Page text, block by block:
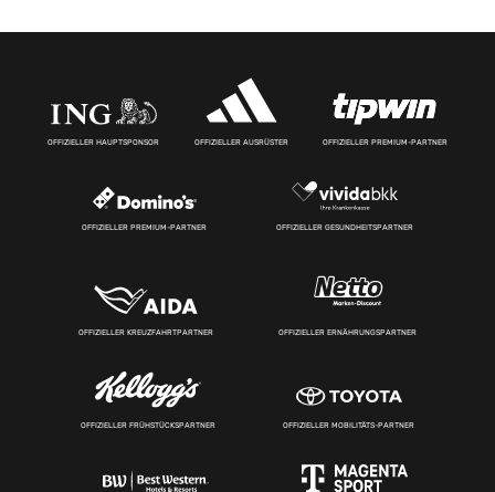
OFFIZIELLER HAUPTSPONSOR OFFIZIELLER AUSRÜSTER OFFIZIELLER PREMIUM-PARTNER
OFFIZIELLER PREMIUM-PARTNER OFFIZIELLER GESUNDHEITSPARTNER
OFFIZIELLER KREUZFAHRTPARTNER OFFIZIELLER ERNÄHRUNGSPARTNER
OFFIZIELLER FRÜHSTÜCKSPARTNER OFFIZIELLER MOBILITÄTS-PARTNER